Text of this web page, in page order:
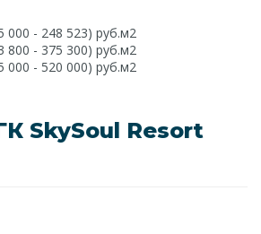
000 - 248 523) руб.м2
800 - 375 300) руб.м2
000 - 520 000) руб.м2
SkySoul Resort